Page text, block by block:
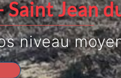
du Gard
moyen